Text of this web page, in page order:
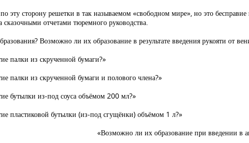
эту сторону решетки в так называемом «свободном мире», но это
сказочными отчетами тюремного руководства.
Возможно ли их образование в результате введения рукояти от
палки из скрученной бумаги?»
палки из скрученной бумаги и полового члена?»
бутылки из-под соуса объёмом 200 мл?»
пластиковой бутылки (из-под сгущёнки) объёмом 1 л?»
«Возможно ли их образование при введении в